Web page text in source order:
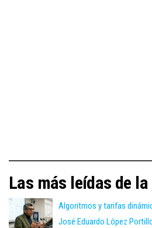
Las más leídas de la
Algoritmos y tarifas
José Eduardo López